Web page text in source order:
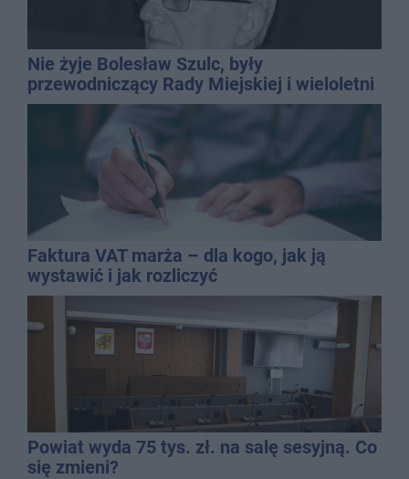
Nie żyje Bolesław Szulc, były
przewodniczący Rady Miejskiej i wieloletni
dyrektor SP 14
Faktura VAT marża – dla kogo, jak ją
wystawić i jak rozliczyć
Powiat wyda 75 tys. zł. na salę sesyjną. Co
się zmieni?